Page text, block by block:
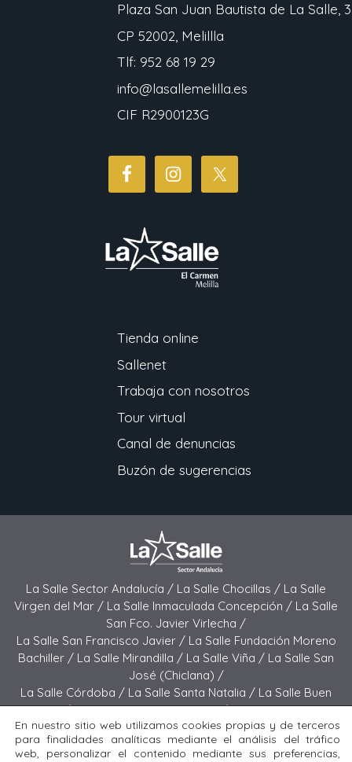
Plaza San Juan Bautista de La Salle, 3
CP 52002, Melillla
Tlf: 952 68 19 29
info@lasallemelilla.es
CIF R2900123G
Tienda online
Sallenet
Trabaja con nosotros
Tour virtual
Canal de denuncias
Buzón de sugerencias
La Salle Sector Andalucía / La Salle Chocillas / La Salle
Virgen del Mar / La Salle Inmaculada Concepción / La Salle
San Fco. Javier Virlecha /
La Salle San Francisco Javier / La Salle Fundación Moreno
Bachiller / La Salle Mirandilla / La Salle Viña / La Salle San
José (Chiclana) /
La Salle Córdoba / La Salle Santa Natalia / La Salle Buen
Pastor /La Salle Sagrado Corazón /La Salle San José
(Jerez) / La Salle El Carmen (Melilla) /
La Salle Buen Consejo /La Salle El Carmen (San Fernando) /
En nuestro sitio web utilizamos cookies propias y de terceros
para finalidades analíticas mediante el análisis del tráfico
web, personalizar el contenido mediante sus preferencias,